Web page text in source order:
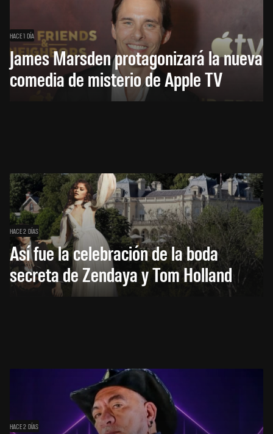
HACE 1 DÍA
James Marsden protagonizará la nueva
comedia de misterio de Apple TV
HACE 2 DÍAS
Así fue la celebración de la boda
secreta de Zendaya y Tom Holland
HACE 2 DÍAS